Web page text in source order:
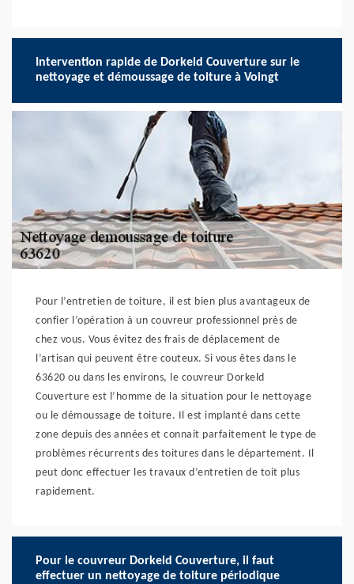
Intervention rapide de Dorkeld Couverture sur le
nettoyage et démoussage de toiture à Voingt
Pour l’entretien de toiture, il est bien plus avantageux de
confier l’opération à un couvreur professionnel près de
chez vous. Vous évitez des frais de déplacement de
l’artisan qui peuvent être couteux. Si vous êtes dans le
63620 ou dans les environs, le couvreur Dorkeld
Couverture est l’homme de la situation pour le nettoyage
ou le démoussage de toiture. Il est implanté dans cette
zone depuis des années et connait parfaitement le type de
problèmes récurrents des toitures dans le département. Il
peut donc effectuer les travaux d’entretien de toit plus
rapidement.
Pour le couvreur Dorkeld Couverture, il faut
effectuer un nettoyage de toiture périodique